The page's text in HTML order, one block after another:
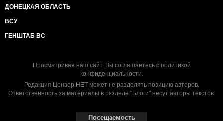
ДОНЕЦКАЯ ОБЛАСТЬ
ВСУ
ГЕНШТАБ ВС
Просматривая наш сайт, Вы соглашаетесь с политикой
конфиденциальности.
Редакция Цензор.НЕТ может не разделять позицию авторов.
Ответственность за материалы в разделе "Блоги" несут авторы текстов.
Посещаемость